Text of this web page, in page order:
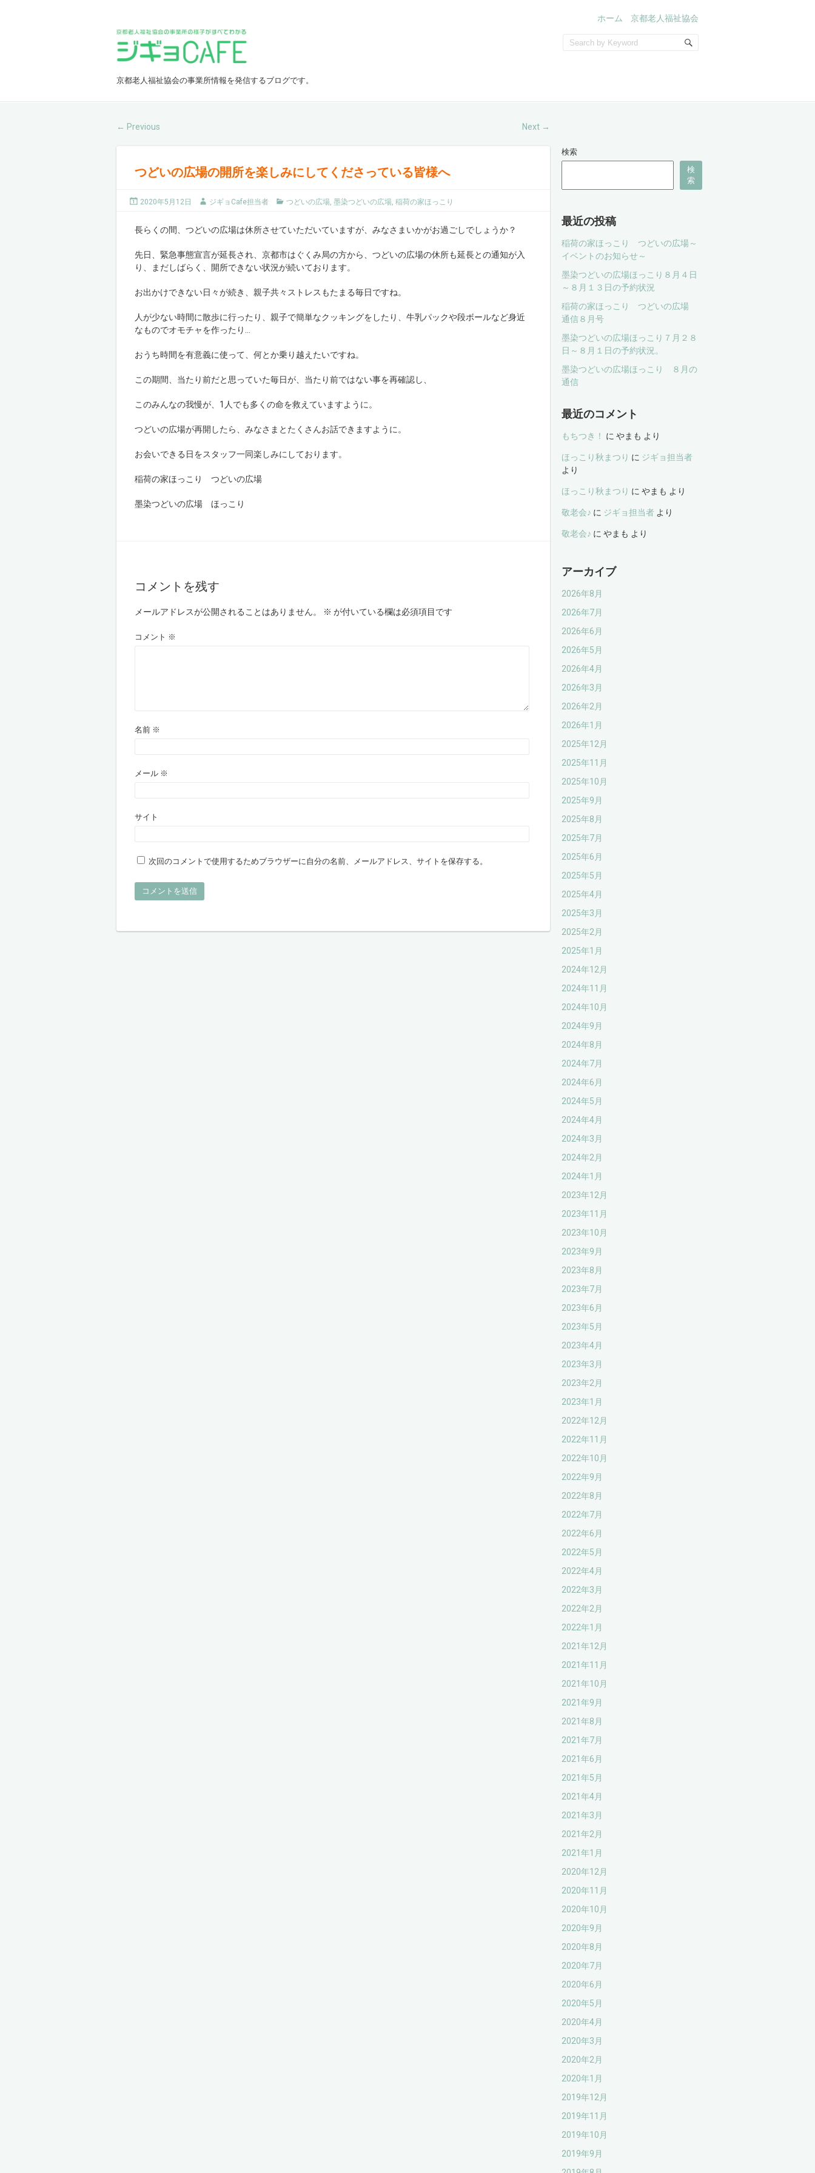
京都老人福祉協会の事業所情報を発信するブログです。
ホーム 京都老人福祉協会
← Previous Next →
つどいの広場の開所を楽しみにしてくださっている皆様へ
2020年5月12日 ジギョCafe担当者 つどいの広場, 墨染つどいの広場, 稲荷の家ほっこり
長らくの間、つどいの広場は休所させていただいていますが、みなさまいかがお過ごしでしょうか？
先日、緊急事態宣言が延長され、 京都市はぐくみ局の方から、つどいの広場の休所も延長との通知が入
り、まだしばらく、開所できない状況が続いております。
お出かけできない日々が続き、親子共々ストレスもたまる毎日ですね。
人が少ない時間に散歩に行ったり、 親子で簡単なクッキングをしたり、 牛乳パックや段ボールなど身近
なものでオモチャを作ったり
おうち時間を有意義に使って、何とか乗り越えたいですね。
この期間、 当たり前だと思っていた毎日が、当たり前ではない事を再確認し、
このみんなの我慢が、 1 人でも多くの命を救えていますように。
つどいの広場が再開したら、 みなさまとたくさんお話できますように。
お会いできる日をスタッフ一同楽しみにしております。
稲荷の家ほっこり つどいの広場
墨染つどいの広場 ほっこり
コメントを残す
メールアドレスが公開されることはありません。 ※ が付いている欄は必須項目です
コメント ※
名前 ※
メール ※
サイト
次回のコメントで使用するためブラウザーに自分の名前、メールアドレス、サイトを保存する。
検索
検
索
最近の投稿
稲荷の家ほっこり つどいの広場～
イベントのお知らせ～
墨染つどいの広場ほっこり８月４日
～８月１３日の予約状況
稲荷の家ほっこり つどいの広場
通信８月号
墨染つどいの広場ほっこり７月２８
日～８月１日の予約状況。
墨染つどいの広場ほっこり ８月の
通信
最近のコメント
もちつき！ にやまも より
ほっこり秋まつり に ジギョ担当者
より
ほっこり秋まつり にやまも より
敬老会♪ に ジギョ担当者 より
敬老会♪ にやまも より
アーカイブ
2026年8月
2026年7月
2026年6月
2026年5月
2026年4月
2026年3月
2026年2月
2026年1月
2025年12月
2025年11月
2025年10月
2025年9月
2025年8月
2025年7月
2025年6月
2025年5月
2025年4月
2025年3月
2025年2月
2025年1月
2024年12月
2024年11月
2024年10月
2024年9月
2024年8月
2024年7月
2024年6月
2024年5月
2024年4月
2024年3月
2024年2月
2024年1月
2023年12月
2023年11月
2023年10月
2023年9月
2023年8月
2023年7月
2023年6月
2023年5月
2023年4月
2023年3月
2023年2月
2023年1月
2022年12月
2022年11月
2022年10月
2022年9月
2022年8月
2022年7月
2022年6月
2022年5月
2022年4月
2022年3月
2022年2月
2022年1月
2021年12月
2021年11月
2021年10月
2021年9月
2021年8月
2021年7月
2021年6月
2021年5月
2021年4月
2021年3月
2021年2月
2021年1月
2020年12月
2020年11月
2020年10月
2020年9月
2020年8月
2020年7月
2020年6月
2020年5月
2020年4月
2020年3月
2020年2月
2020年1月
2019年12月
2019年11月
2019年10月
2019年9月